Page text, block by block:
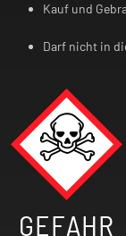
Kauf und
Darf nicht in
GEFAHR